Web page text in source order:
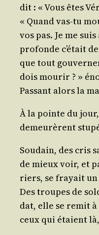
dit : « Vous êtes
« Quand vas-tu
vos pas. Je me
pro­fonde c’é­tait
que tout
dois mou­rir ? »
Pas­sant alors la
À la pointe du
demeu­rèrent
Sou­dain, des cris
de mieux voir, et
riers, se frayait un
Des troupes de
dat, elle se remit
ceux qui étaient